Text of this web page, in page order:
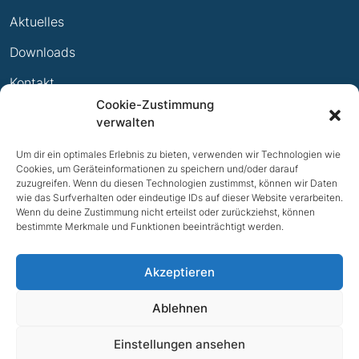
Cookie-Zustimmung
verwalten
Um dir ein optimales Erlebnis zu bieten, verwenden wir Technologien wie
Cookies, um Geräteinformationen zu speichern und/oder darauf
zuzugreifen. Wenn du diesen Technologien zustimmst, können wir Daten
wie das Surfverhalten oder eindeutige IDs auf dieser Website verarbeiten.
Wenn du deine Zustimmung nicht erteilst oder zurückziehst, können
bestimmte Merkmale und Funktionen beeinträchtigt werden.
Akzeptieren
Ablehnen
Einstellungen ansehen
Ewige Erfolge
Mitglied werden
Aktuelles
Downloads
Kontakt